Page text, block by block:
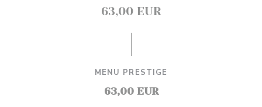
63,00 EUR
MENU PRESTIGE
63,00 EUR